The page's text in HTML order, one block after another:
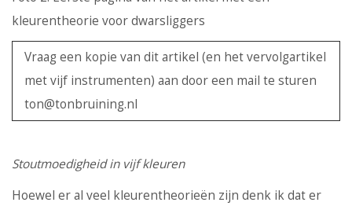
kleurentheorie voor dwarsliggers
Vraag een kopie van dit artikel (en het vervolgartikel
met vijf instrumenten) aan door een mail te sturen
ton@tonbruining.nl
Stoutmoedigheid in vijf kleuren
Hoewel er al veel kleurentheorieën zijn denk ik dat er